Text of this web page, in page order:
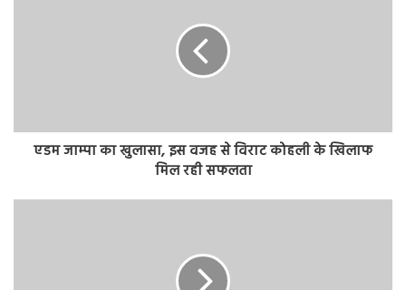
एडम जाम्पा का खुलासा, इस वजह से विराट कोहली के खिलाफ
मिल रही सफलता